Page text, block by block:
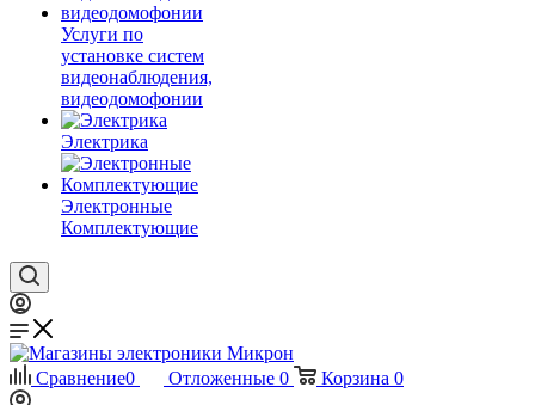
Услуги по
установке систем
видеонаблюдения,
видеодомофонии
Электрика
Электронные
Комплектующие
Сравнение0 Отложенные 0 Корзина 0